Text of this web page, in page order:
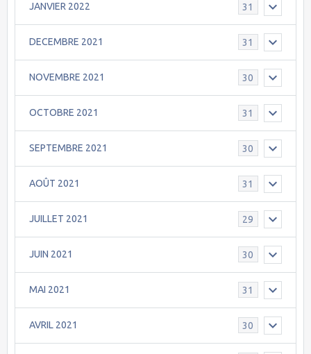
JANVIER 2022 31
DECEMBRE 2021 31
NOVEMBRE 2021 30
OCTOBRE 2021 31
SEPTEMBRE 2021 30
AOÛT 2021 31
JUILLET 2021 29
JUIN 2021 30
MAI 2021 31
AVRIL 2021 30